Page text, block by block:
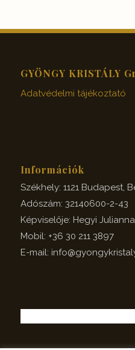
GYÖNGY KRISTÁLY
Adatvédelmi tájékoztató
Információk
Székhely: 1121 Budapest,
Adószám: 32140600-2-43
Képviselője: Hegyi
Mobil: +36 30 211 3897
E-mail: